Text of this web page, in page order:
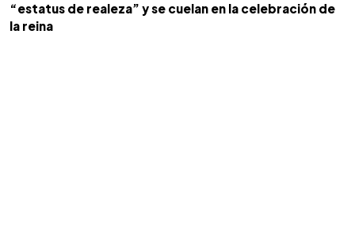
“estatus de realeza” y se cuelan en la celebración de
la reina